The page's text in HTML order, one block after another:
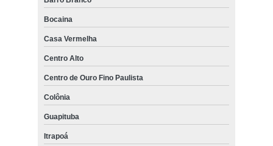
Bocaina
Casa Vermelha
Centro Alto
Centro de Ouro Fino Paulista
Colônia
Guapituba
Itrapoá